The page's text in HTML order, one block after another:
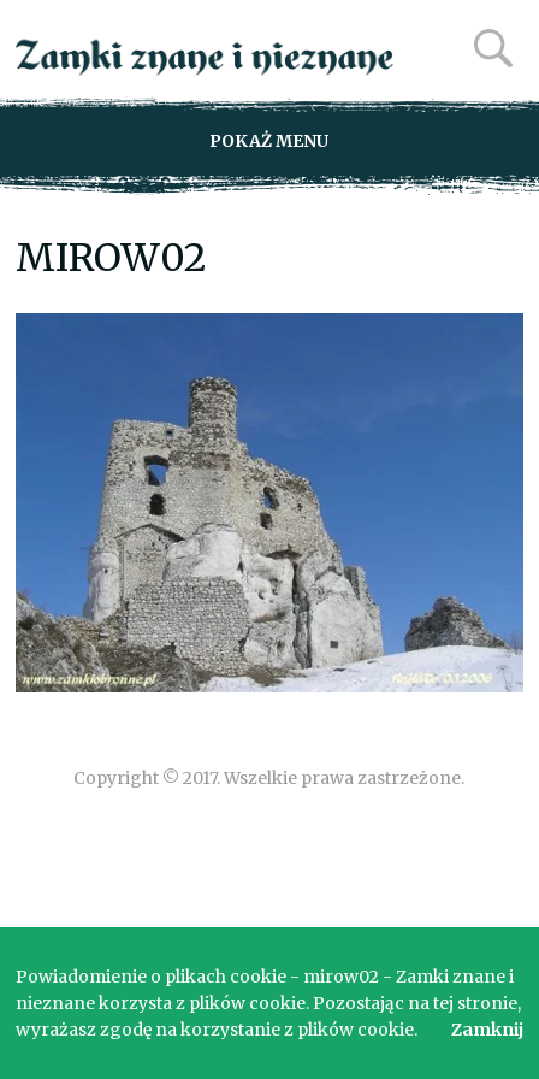
POKAŻ MENU
MIROW02
Copyright © 2017. Wszelkie prawa zastrzeżone.
Powiadomienie o plikach cookie - mirow02 - Zamki znane i
nieznane korzysta z plików cookie. Pozostając na tej stronie,
wyrażasz zgodę na korzystanie z plików cookie.
Zamknij